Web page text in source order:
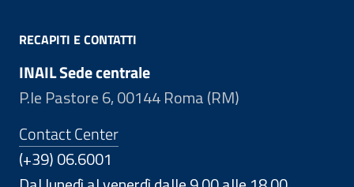
RECAPITI E CONTATTI
INAIL Sede centrale
P.le Pastore 6, 00144 Roma (RM)
Contact Center
(+39) 06.6001